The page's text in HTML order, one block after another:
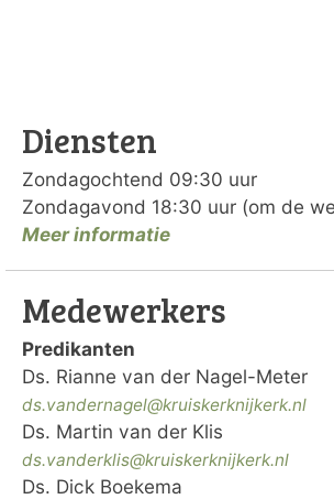
Diensten
Zondagochtend 09:30 uur
Zondagavond 18:30 uur (om de
Meer informatie
Medewerkers
Predikanten
Ds. Rianne van der Nagel-Meter
ds.vandernagel@kruiskerknijkerk.nl
Ds. Martin van der Klis
ds.vanderklis@kruiskerknijkerk.nl
Ds. Dick Boekema